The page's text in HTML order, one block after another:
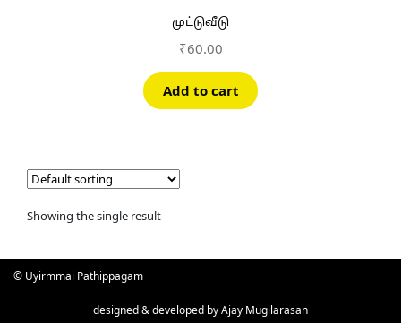
முட்டுவீடு
₹60.00
Add to cart
Showing the single result
© Uyirmmai Pathippagam
designed & developed byAjay Mugilarasan